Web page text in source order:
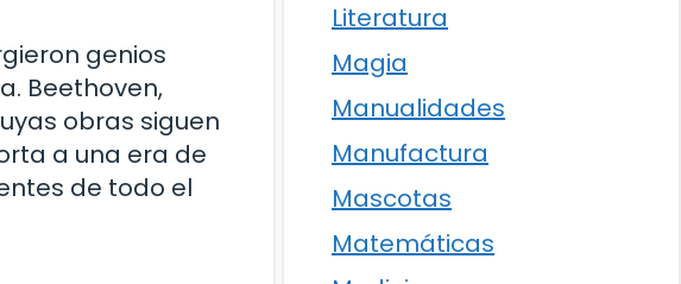
genios
Beethoven,
obras siguen
a una era de
de todo el
Literatura
Magia
Manualidades
Manufactura
Mascotas
Matemáticas